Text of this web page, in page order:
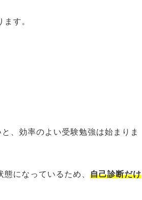
ます。
、効率のよい受験勉強は始まりま
になっているため、 自己診断だけ